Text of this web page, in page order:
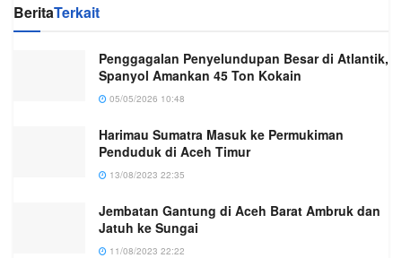
BeritaTerkait
Penggagalan Penyelundupan Besar di Atlantik,
Spanyol Amankan 45 Ton Kokain
05/05/2026 10:48
Harimau Sumatra Masuk ke Permukiman
Penduduk di Aceh Timur
13/08/2023 22:35
Jembatan Gantung di Aceh Barat Ambruk dan
Jatuh ke Sungai
11/08/2023 22:22